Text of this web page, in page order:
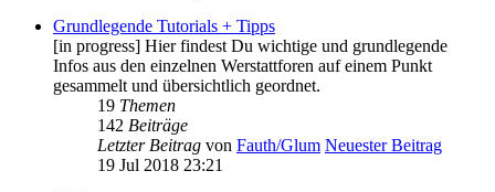
Grundlegende Tutorials + Tipps
[in progress] Hier findest Du wichtige und grundlegende
Infos aus den einzelnen Werstattforen auf einem Punkt
gesammelt und übersichtlich geordnet.
19 Themen
142 Beiträge
Letzter Beitrag von Fauth/Glum Neuester Beitrag
19 Jul 2018 23:21